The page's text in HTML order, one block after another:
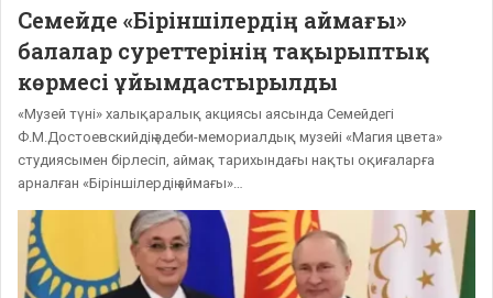
Семейде «Біріншілердің аймағы»
балалар суреттерінің тақырыптық
көрмесі ұйымдастырылды
«Музей түні» халықаралық акциясы аясында Семейдегі
Ф.М.Достоевскийдің әдеби-мемориалдық музейі «Магия цвета»
студиясымен бірлесіп, аймақ тарихындағы нақты оқиғаларға
арналған «Біріншілердің аймағы»…